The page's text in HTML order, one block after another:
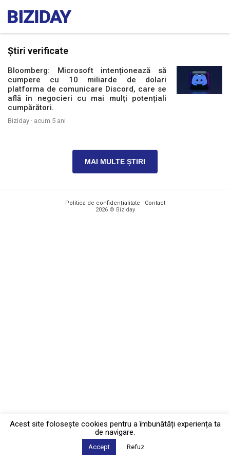
Știri verificate
Bloomberg: Microsoft intenționează să
cumpere cu 10 miliarde de dolari
platforma de comunicare Discord, care se
află în negocieri cu mai mulți potențiali
cumpărători.
Biziday · acum 5 ani
MAI MULTE ȘTIRI
Politica de confidențialitate · Contact
2026 © Biziday
Acest site foloseşte cookies pentru a îmbunătăți experiența ta
de navigare.
Accept Refuz